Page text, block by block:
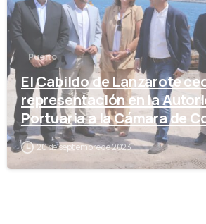
Puerto
El Cabildo de Lanzarote
representación en la
Portuaria a la Cámara de
20 de septiembre de 2023